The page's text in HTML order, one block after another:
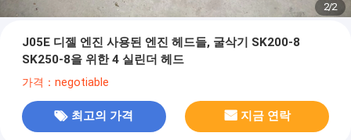
2/2
J05E 디젤 엔진 사용된 엔진 헤드들, 굴삭기 SK200-8
SK250-8을 위한 4 실린더 헤드
가격：negotiable
최고의 가격 지금 연락